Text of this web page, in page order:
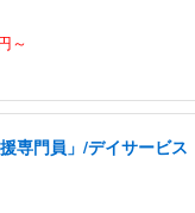
～
専門員」/デイサービ